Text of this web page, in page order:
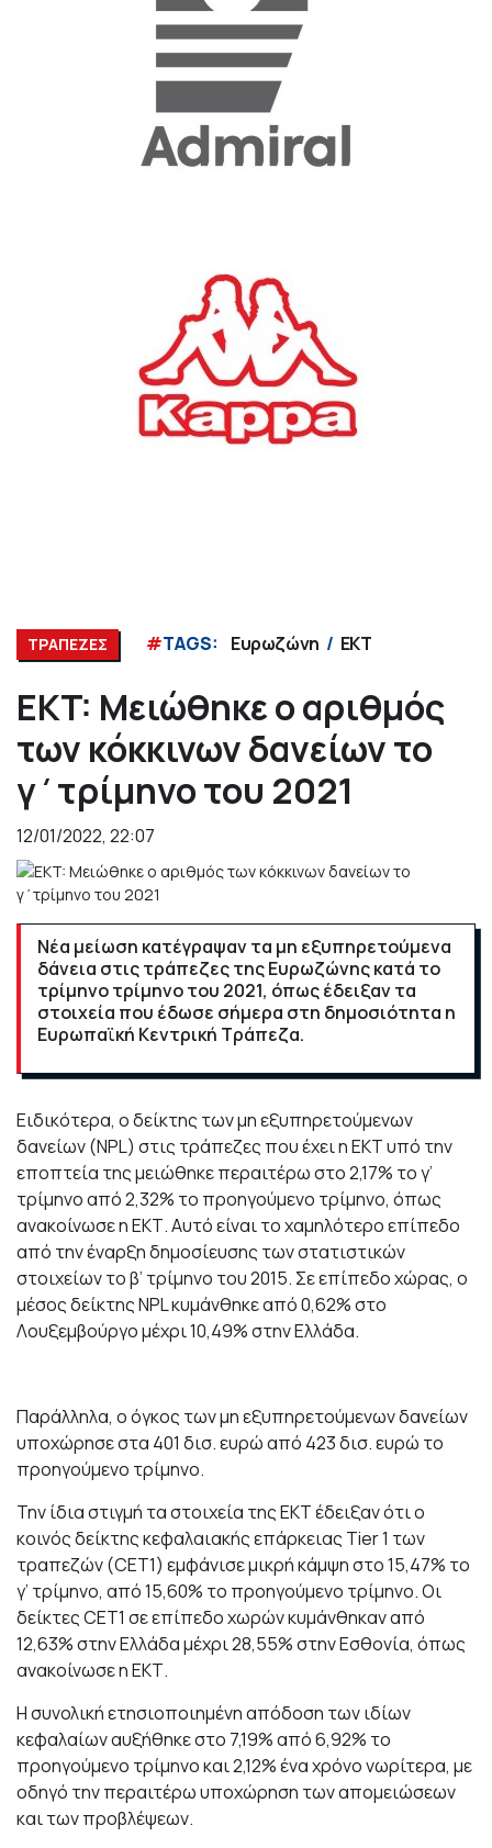
ΤΡΑΠΕΖΕΣ #TAGS: Ευρωζώνη EKT
EKT: Μειώθηκε ο αριθμός
των κόκκινων δανείων το
γ΄τρίμηνο του 2021
12/01/2022, 22:07
Νέα μείωση κατέγραψαν τα μη εξυπηρετούμενα
δάνεια στις τράπεζες της Ευρωζώνης κατά το
τρίμηνο τρίμηνο του 2021, όπως έδειξαν τα
στοιχεία που έδωσε σήμερα στη δημοσιότητα η
Ευρωπαϊκή Κεντρική Τράπεζα.
Ειδικότερα, ο δείκτης των μη εξυπηρετούμενων
δανείων (NPL) στις τράπεζες που έχει η ΕΚΤ υπό την
εποπτεία της μειώθηκε περαιτέρω στο 2,17% το γ’
τρίμηνο από 2,32% το προηγούμενο τρίμηνο, όπως
ανακοίνωσε η ΕΚΤ. Αυτό είναι το χαμηλότερο επίπεδο
από την έναρξη δημοσίευσης των στατιστικών
στοιχείων το β’ τρίμηνο του 2015. Σε επίπεδο χώρας, ο
μέσος δείκτης NPL κυμάνθηκε από 0,62% στο
Λουξεμβούργο μέχρι 10,49% στην Ελλάδα.
Παράλληλα, ο όγκος των μη εξυπηρετούμενων δανείων
υποχώρησε στα 401 δισ. ευρώ από 423 δισ. ευρώ το
προηγούμενο τρίμηνο.
Την ίδια στιγμή τα στοιχεία της ΕΚΤ έδειξαν ότι ο
κοινός δείκτης κεφαλαιακής επάρκειας Tier 1 των
τραπεζών (CET1) εμφάνισε μικρή κάμψη στο 15,47% το
γ’ τρίμηνο, από 15,60% το προηγούμενο τρίμηνο. Οι
δείκτες CET1 σε επίπεδο χωρών κυμάνθηκαν από
12,63% στην Ελλάδα μέχρι 28,55% στην Εσθονία, όπως
ανακοίνωσε η ΕΚΤ.
Η συνολική ετησιοποιημένη απόδοση των ιδίων
κεφαλαίων αυξήθηκε στο 7,19% από 6,92% το
προηγούμενο τρίμηνο και 2,12% ένα χρόνο νωρίτερα, με
οδηγό την περαιτέρω υποχώρηση των απομειώσεων
και των προβλέψεων.